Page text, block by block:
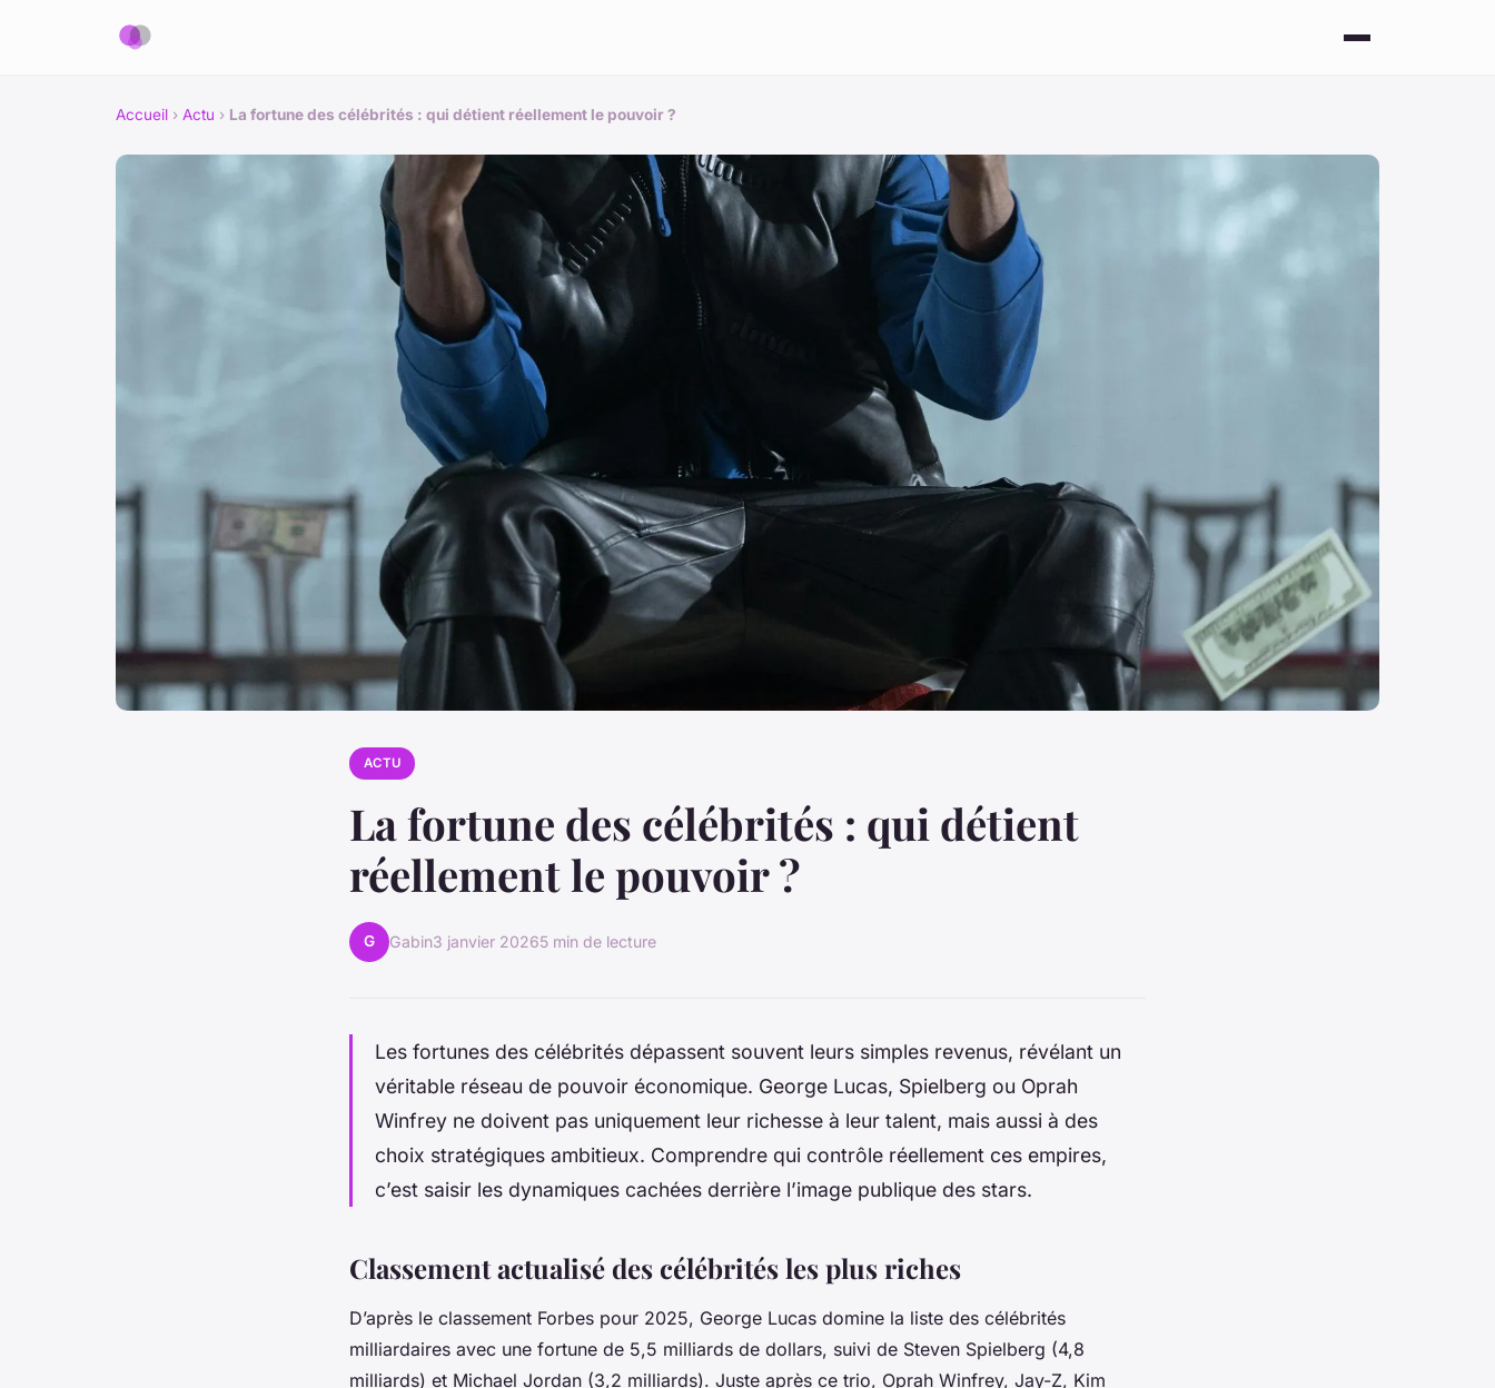
Accueil › Actu › La fortune des célébrités : qui détient réellement le pouvoir ?
ACTU
La fortune des célébrités : qui détient
réellement le pouvoir ?
G Gabin3 janvier 20265 min de lecture
Les fortunes des célébrités dépassent souvent leurs simples revenus, révélant un
véritable réseau de pouvoir économique. George Lucas, Spielberg ou Oprah
Winfrey ne doivent pas uniquement leur richesse à leur talent, mais aussi à des
choix stratégiques ambitieux. Comprendre qui contrôle réellement ces empires,
c’est saisir les dynamiques cachées derrière l’image publique des stars.
Classement actualisé des célébrités les plus riches
D’après le classement Forbes pour 2025, George Lucas domine la liste des célébrités
milliardaires avec une fortune de 5,5 milliards de dollars, suivi de Steven Spielberg (4,8
milliards) et Michael Jordan (3,2 milliards). Juste après ce trio, Oprah Winfrey, Jay-Z, Kim